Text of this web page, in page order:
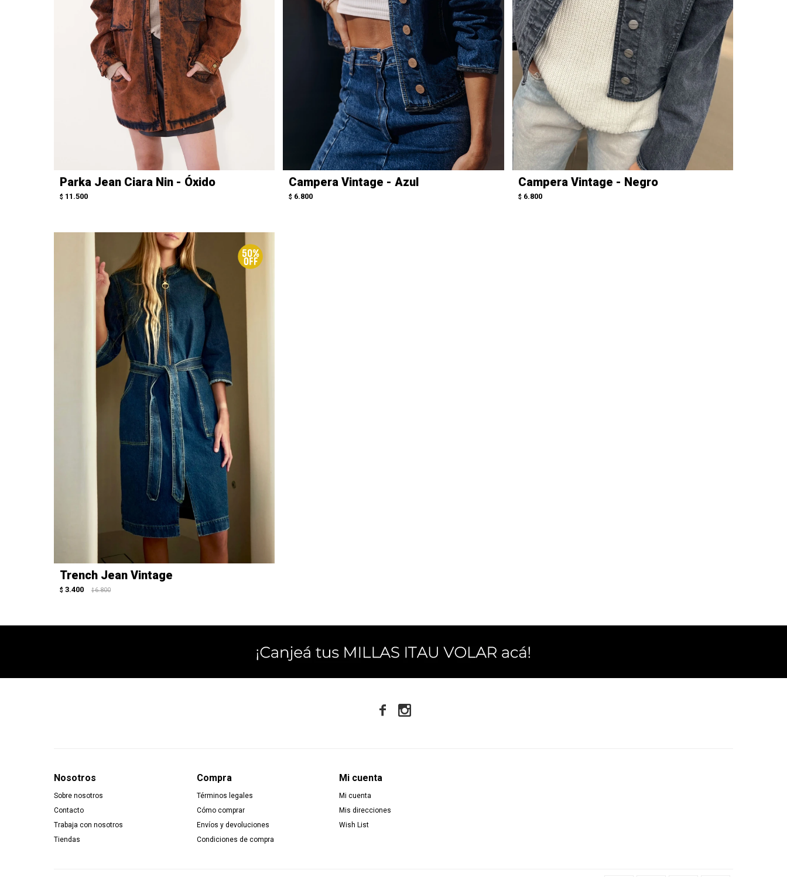
Parka Jean Ciara Nin - Óxido
$ 11.500
Campera Vintage - Azul
$ 6.800
Campera Vintage - Negro
$ 6.800
Trench Jean Vintage
$ 3.400 $ 6.800
Nosotros
Sobre nosotros
Contacto
Trabaja con nosotros
Tiendas
Compra
Términos legales
Cómo comprar
Envíos y devoluciones
Condiciones de compra
Mi cuenta
Mi cuenta
Mis direcciones
Wish List
 